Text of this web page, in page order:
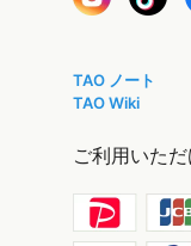
TAO ノート
TAO Wiki
ご利用いた